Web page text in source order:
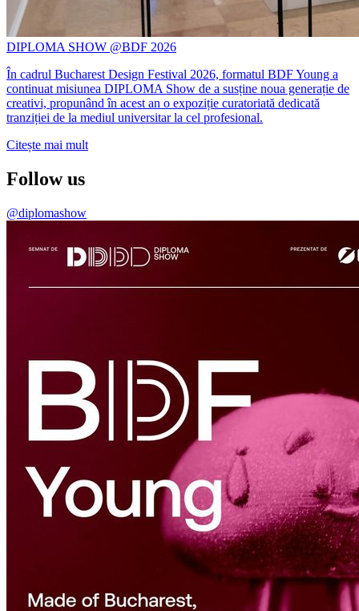
DIPLOMA SHOW @BDF 2026
În cadrul Bucharest Design Festival 2026, formatul BDF Young a
continuat misiunea DIPLOMA Show de a susține noua generație de
creativi, propunând în acest an o expoziție curatoriată dedicată
tranziției de la mediul universitar la cel profesional.
Citește mai mult
Follow us
@diplomashow